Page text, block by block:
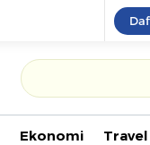
Ekonomi Travel